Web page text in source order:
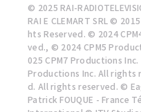
© 2025 RAI-
RAI E CLEMART SRL ©
hts Reserved. © 2024
ved., © 2024 CPM5
025 CPM7 Productions
Productions Inc. All rights
d. All rights reserved. ©
Patrick FOUQUE - France